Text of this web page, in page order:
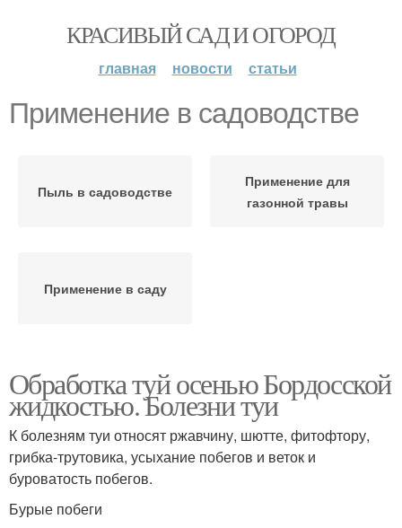
КРАСИВЫЙ САД И ОГОРОД
главная новости статьи
Применение в садоводстве
Пыль в садоводстве
Применение для
газонной травы
Применение в саду
Обработка туй осенью Бордосской
жидкостью. Болезни туи
К болезням туи относят ржавчину, шютте, фитофтору,
грибка-трутовика, усыхание побегов и веток и
буроватость побегов.
Бурые побеги